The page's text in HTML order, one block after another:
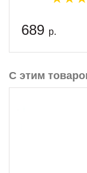
689 р.
С этим